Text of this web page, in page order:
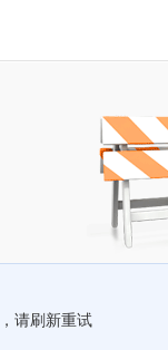
请刷新重试